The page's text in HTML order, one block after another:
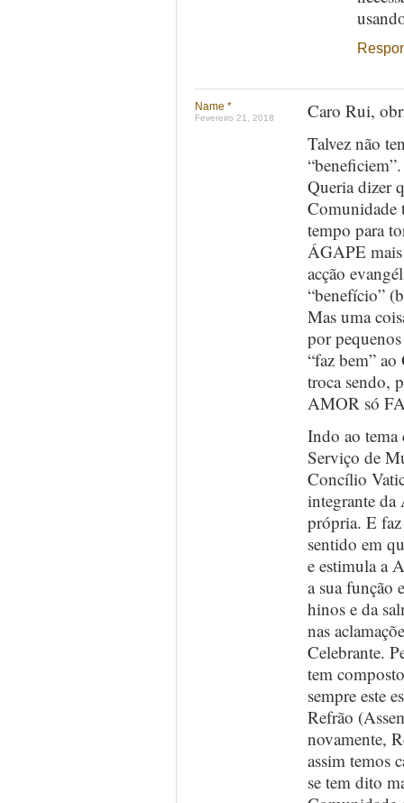
Name *
Fevereiro 21, 2018
Caro Rui,
Talvez não
“beneficiem”.
Queria dizer
Comunidade
tempo para
ÁGAPE mais
acção
“benefício”
Mas uma
por
“faz bem”
troca sendo,
AMOR só
Indo ao tema
Serviço de
Concílio
integrante da
própria. E
sentido em
e estimula a
a sua função
hinos e da
nas
Celebrante.
tem
sempre este
Refrão
novamente,
assim temos
se tem dito